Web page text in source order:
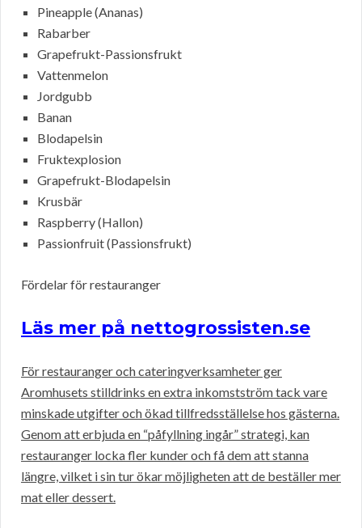
Pineapple (Ananas)
Rabarber
Grapefrukt-Passionsfrukt
Vattenmelon
Jordgubb
Banan
Blodapelsin
Fruktexplosion
Grapefrukt-Blodapelsin
Krusbär
Raspberry (Hallon)
Passionfruit (Passionsfrukt)
Fördelar för restauranger
Läs mer på nettogrossisten.se
För restauranger och cateringverksamheter ger
Aromhusets stilldrinks en extra inkomstström tack vare
minskade utgifter och ökad tillfredsställelse hos gästerna.
Genom att erbjuda en “påfyllning ingår” strategi, kan
restauranger locka fler kunder och få dem att stanna
längre, vilket i sin tur ökar möjligheten att de beställer mer
mat eller dessert.